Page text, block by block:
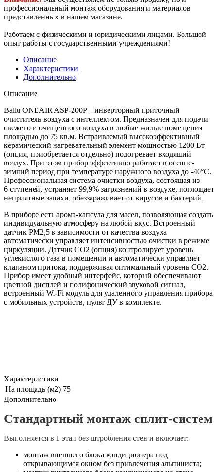
профессиональный монтаж оборудования и материалов
представленных в нашем магазине.
Работаем с физическими и юридическими лицами. Большой
опыт работы с государственными учреждениями!
Описание
Характеристики
Дополнительно
Описание
Ballu ONEAIR ASP-200P – инверторный приточный
очиститель воздуха с интеллектом. Предназначен для подачи
свежего и очищенного воздуха в любые жилые помещения
площадью до 75 кв.м. Встраиваемый высокоэффективный
керамический нагревательный элемент мощностью 1200 Вт
(опция, приобретается отдельно) подогревает входящий
воздух. При этом прибор эффективно работает в осенне-
зимний период при температуре наружного воздуха до -40°С.
Профессиональная система очистки воздуха, состоящая из
6 ступеней, устраняет 99,9% загрязнений в воздухе, поглощает
неприятные запахи, обеззараживает от вирусов и бактерий.
В приборе есть арома-капсула для масел, позволяющая создать
индивидуальную атмосферу на любой вкус. Встроенный
датчик РМ2,5 в зависимости от качества воздуха
автоматически управляет интенсивностью очистки в режиме
циркуляции. Датчик CO2 (опция) контролирует уровень
углекислого газа в помещении и автоматически управляет
клапаном притока, поддерживая оптимальный уровень CO2.
Прибор имеет удобный интерфейс, который обеспечивают
цветной дисплей и полифонический звуковой сигнал,
встроенный Wi-Fi модуль для удаленного управления прибора
с мобильных устройств, пульт ДУ в комплекте.
Характеристики
На площадь (м2) 75
Дополнительно
Стандартный монтаж сплит-систем
Выполняется в 1 этап без штробления стен и включает:
монтаж внешнего блока кондиционера под
открывающимся окном без привлечения альпиниста;